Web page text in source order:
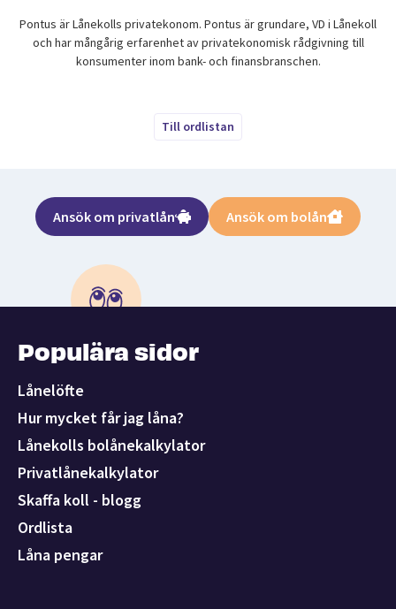
Pontus är Lånekolls privatekonom. Pontus är grundare, VD i Lånekoll
och har mångårig erfarenhet av privatekonomisk rådgivning till
konsumenter inom bank- och finansbranschen.
Till ordlistan
Ansök om privatlån Ansök om bolån
Populära sidor
Lånelöfte
Hur mycket får jag låna?
Lånekolls bolånekalkylator
Privatlånekalkylator
Skaffa koll - blogg
Ordlista
Låna pengar